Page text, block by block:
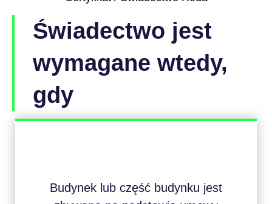
Świadectwo jest
wymagane wtedy,
gdy
Budynek lub część budynku jest